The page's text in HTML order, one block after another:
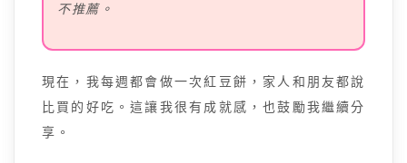
不推薦。
現在，我每週都會做一次紅豆餅，家人和朋友都說
比買的好吃。這讓我很有成就感，也鼓勵我繼續分
享。